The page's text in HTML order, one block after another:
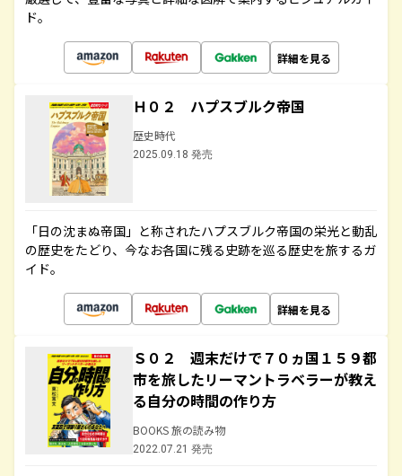
ド。
詳細を見る
Ｈ０２ ハプスブルク帝国
歴史時代
2025.09.18 発売
「日の沈まぬ帝国」と称されたハプスブルク帝国の栄光と動乱
の歴史をたどり、今なお各国に残る史跡を巡る歴史を旅するガ
イド。
詳細を見る
Ｓ０２ 週末だけで７０ヵ国１５９都
市を旅したリーマントラベラーが教え
る自分の時間の作り方
BOOKS 旅の読み物
2022.07.21 発売